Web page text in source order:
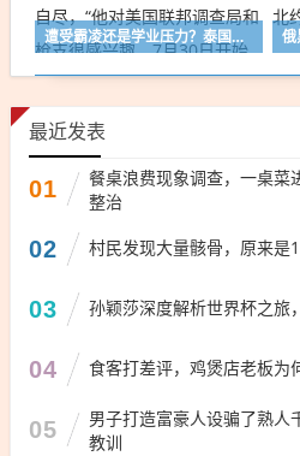
遭受霸凌还是学业压力？泰国14岁中学生枪杀7人后饮弹自尽，“他对美国联邦调查局和枪支很感兴趣，7月30日开始看其他国家枪击事件视频”
最近发表
01
餐桌浪费现象调查，一桌菜
整治
02 村民发现大量骸骨，原来是
03 孙颖莎深度解析世界杯之旅
04 食客打差评，鸡煲店老板为
05
男子打造富豪人设骗了熟人
教训